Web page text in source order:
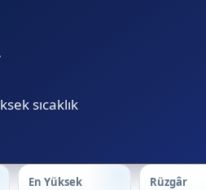
sıcaklık
En Yüksek Rüzgâr